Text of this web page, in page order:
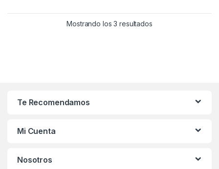
Mostrando los 3 resultados
Te Recomendamos
Mi Cuenta
Nosotros